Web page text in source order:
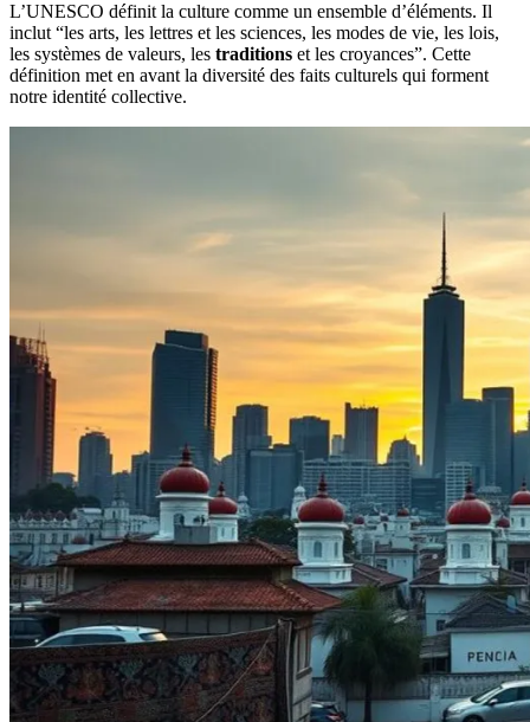
L’UNESCO définit la culture comme un ensemble d’éléments. Il
inclut “les arts, les lettres et les sciences, les modes de vie, les lois,
les systèmes de valeurs, les traditions et les croyances”. Cette
définition met en avant la diversité des faits culturels qui forment
notre identité collective.